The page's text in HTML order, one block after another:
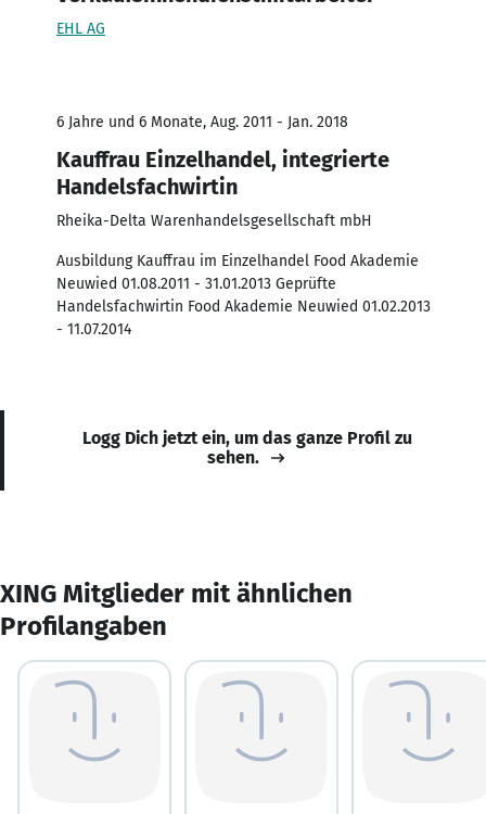
EHL AG
6 Jahre und 6 Monate, Aug. 2011 - Jan. 2018
Kauffrau Einzelhandel, integrierte
Handelsfachwirtin
Rheika-Delta Warenhandelsgesellschaft mbH
Ausbildung Kauffrau im Einzelhandel Food Akademie
Neuwied 01.08.2011 - 31.01.2013 Geprüfte
Handelsfachwirtin Food Akademie Neuwied 01.02.2013
- 11.07.2014
Logg Dich jetzt ein, um das ganze Profil zu
sehen.
XING Mitglieder mit ähnlichen
Profilangaben